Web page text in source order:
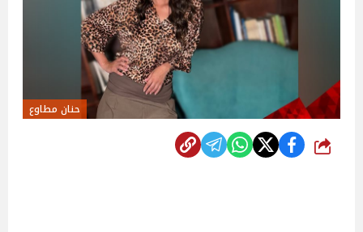
حنان مطاوع
شارك